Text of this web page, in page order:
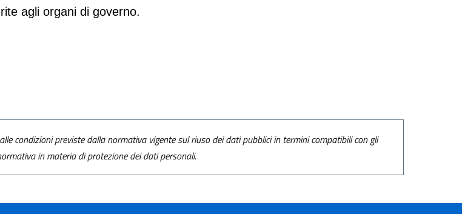
agli organi di governo.
condizioni previste dalla normativa vigente sul riuso dei dati pubblici in termini compatibili con gli
in materia di protezione dei dati personali.